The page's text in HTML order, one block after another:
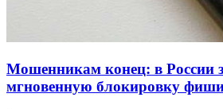
Мошенникам конец: в России
мгновенную блокировку